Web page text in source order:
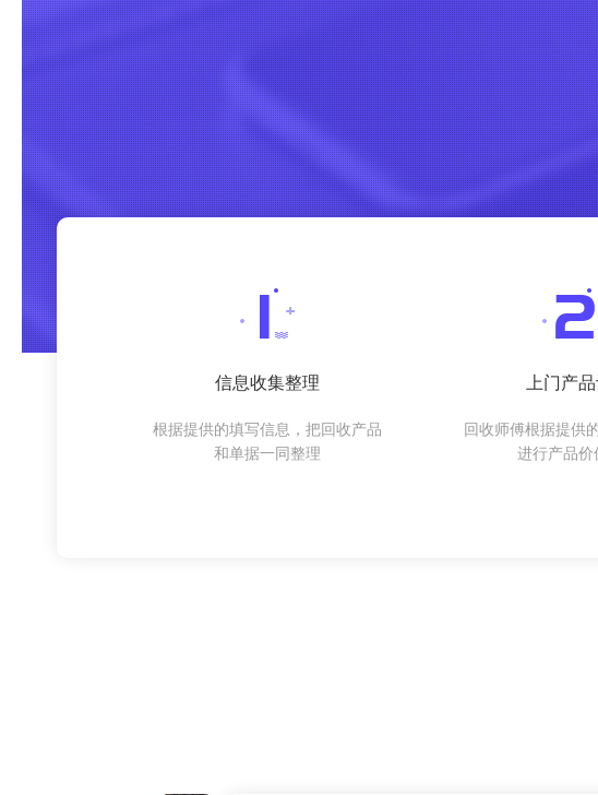
信息收集整理
根据提供的填写信息，把回收产品
和单据一同整理
上门产
回收师傅根据提供
进行产品价